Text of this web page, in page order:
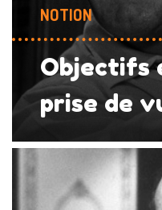
NOTION
Objectifs
prise de